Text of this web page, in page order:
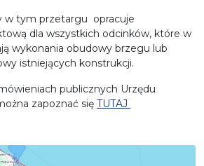
w tym przetargu opracuje
dla wszystkich odcinków, które w
wykonania obudowy brzegu lub
istniejących konstrukcji.
publicznych Urzędu
zapoznać się TUTAJ